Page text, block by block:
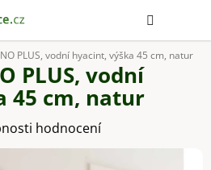
PLUS, vodní hyacint, výška 45 cm, natur
PLUS, vodní
45 cm, natur
hodnocení